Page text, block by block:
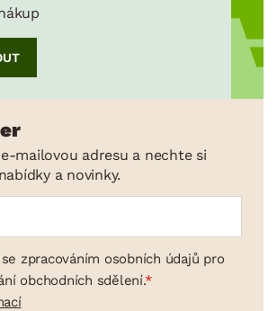
mailovou adresu a nechte si
a novinky.
zpracováním osobních údajů pro
obchodních sdělení.